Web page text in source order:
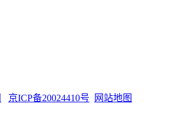
京ICP备20024410号 网站地图